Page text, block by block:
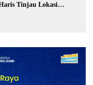
Tinjau Lokasi